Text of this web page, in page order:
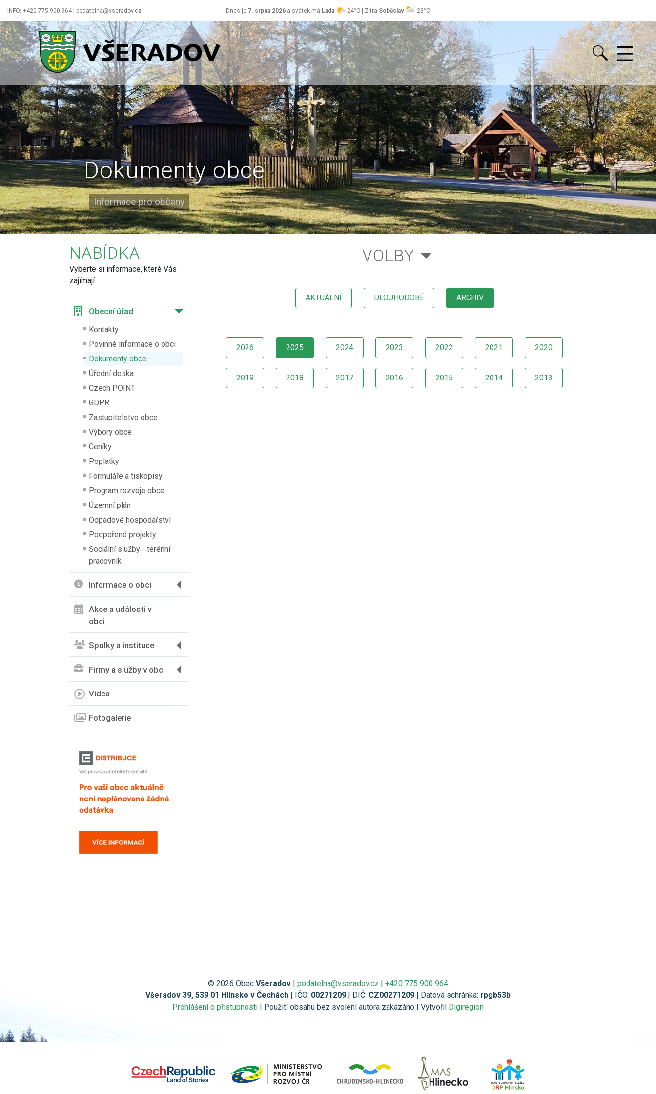
INFO: +420 775 900 964 | podatelna@vseradov.cz Dnes je 7. srpna 2026 a svátek má Lada 24°C | Zítra Soběslav 23°C
Všeradov
Dokumenty obce
Informace pro občany
NABÍDKA
Vyberte si informace, které Vás
zajímají
Obecní úřad
Kontakty
Povinné informace o obci
Dokumenty obce
Úřední deska
Czech POINT
GDPR
Zastupitelstvo obce
Výbory obce
Ceníky
Poplatky
Formuláře a tiskopisy
Program rozvoje obce
Územní plán
Odpadové hospodářství
Podpořené projekty
Sociální služby - terénní
pracovník
Informace o obci
Akce a události v
obci
Spolky a instituce
Firmy a služby v obci
Videa
Fotogalerie
VOLBY
AKTUÁLNÍ DLOUHODOBÉ ARCHIV
2026 2025 2024 2023 2022 2021 2020
2019 2018 2017 2016 2015 2014 2013
© 2026 Obec Všeradov | podatelna@vseradov.cz | +420 775 900 964
Všeradov 39, 539 01 Hlinsko v Čechách | IČO: 00271209 | DIČ: CZ00271209 | Datová schránka: rpgb53b
Prohlášení o přístupnosti | Použití obsahu bez svolení autora zakázáno | Vytvořil Digiregion